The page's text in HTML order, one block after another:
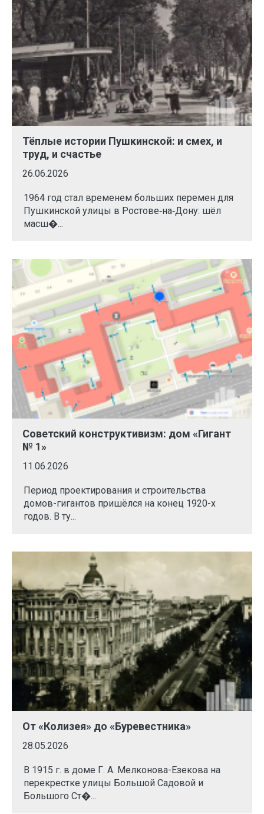
Тёплые истории Пушкинской: и смех, и
труд, и счастье
26.06.2026
1964 год стал временем больших перемен для
Пушкинской улицы в Ростове‑на‑Дону: шёл
масш�...
Советский конструктивизм: дом «Гигант
№ 1»
11.06.2026
Период проектирования и строительства
домов-гигантов пришёлся на конец 1920-х
годов. В ту...
От «Колизея» до «Буревестника»
28.05.2026
В 1915 г. в доме Г. А. Мелконова-Езекова на
перекрестке улицы Большой Садовой и
Большого Ст�...